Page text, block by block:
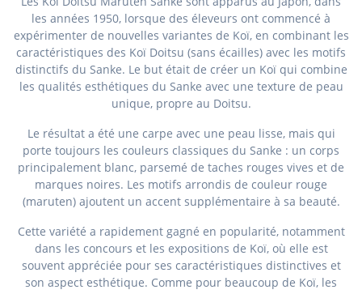
les années 1950, lorsque des éleveurs ont commencé à
expérimenter de nouvelles variantes de Koï, en combinant les
caractéristiques des Koï Doitsu (sans écailles) avec les motifs
distinctifs du Sanke. Le but était de créer un Koï qui combine
les qualités esthétiques du Sanke avec une texture de peau
unique, propre au Doitsu.
Le résultat a été une carpe avec une peau lisse, mais qui
porte toujours les couleurs classiques du Sanke : un corps
principalement blanc, parsemé de taches rouges vives et de
marques noires. Les motifs arrondis de couleur rouge
(maruten) ajoutent un accent supplémentaire à sa beauté.
Cette variété a rapidement gagné en popularité, notamment
dans les concours et les expositions de Koï, où elle est
souvent appréciée pour ses caractéristiques distinctives et
son aspect esthétique. Comme pour beaucoup de Koï, les